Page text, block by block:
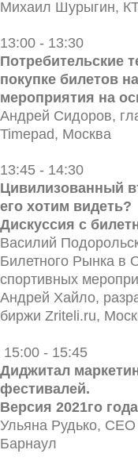
Михаил Шурыгин,
13:00 - 13:30
Потребительские
покупке билетов
мероприятия на
Андрей Сидоров,
Timepad, Москва
13:45 - 14:30
Цивилизованный
его хотим видеть?
Дискуссия с
Василий
Билетного Рынка в
спортивных
Андрей Хайло,
биржи Zriteli.ru,
15:00 - 15:45
Диджитал
фестивалей.
Версия 2021го года
Ульяна Рудько,
Барнаул